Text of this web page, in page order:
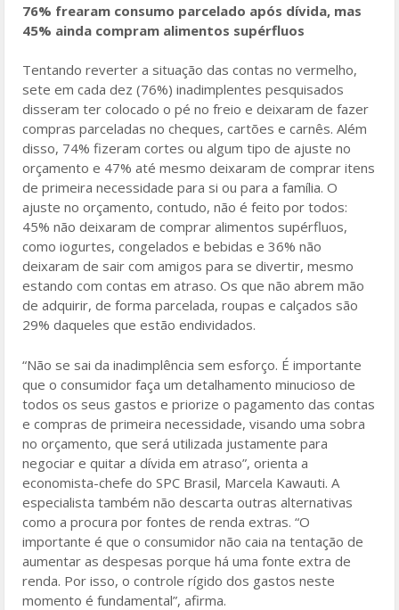
76% frearam consumo parcelado após dívida, mas
45% ainda compram alimentos supérfluos
Tentando reverter a situação das contas no vermelho,
sete em cada dez (76%) inadimplentes pesquisados
disseram ter colocado o pé no freio e deixaram de fazer
compras parceladas no cheques, cartões e carnês. Além
disso, 74% fizeram cortes ou algum tipo de ajuste no
orçamento e 47% até mesmo deixaram de comprar itens
de primeira necessidade para si ou para a família. O
ajuste no orçamento, contudo, não é feito por todos:
45% não deixaram de comprar alimentos supérfluos,
como iogurtes, congelados e bebidas e 36% não
deixaram de sair com amigos para se divertir, mesmo
estando com contas em atraso. Os que não abrem mão
de adquirir, de forma parcelada, roupas e calçados são
29% daqueles que estão endividados.
“Não se sai da inadimplência sem esforço. É importante
que o consumidor faça um detalhamento minucioso de
todos os seus gastos e priorize o pagamento das contas
e compras de primeira necessidade, visando uma sobra
no orçamento, que será utilizada justamente para
negociar e quitar a dívida em atraso”, orienta a
economista-chefe do SPC Brasil, Marcela Kawauti. A
especialista também não descarta outras alternativas
como a procura por fontes de renda extras. “O
importante é que o consumidor não caia na tentação de
aumentar as despesas porque há uma fonte extra de
renda. Por isso, o controle rígido dos gastos neste
momento é fundamental”, afirma.